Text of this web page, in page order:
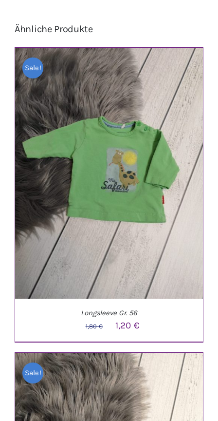
Ähnliche Produkte
Sale!
Longsleeve Gr. 56
1,80€
Ursprünglicher
Preis
war:
1,80 €
1,20€
Preis
ist:
1,20 €.
Sale!